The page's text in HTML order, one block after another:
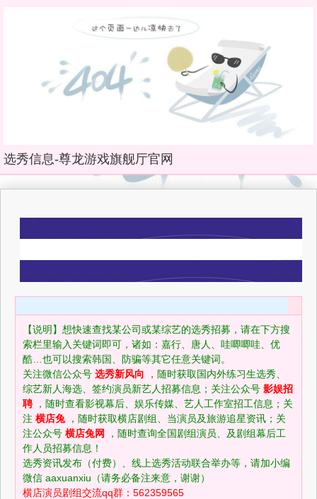
选秀信息-尊龙游戏旗舰厅官网
【说明】想快速查找某公司或某综艺的选秀招募，请在下方搜
索栏里输入关键词即可，诸如：嘉行、唐人、哇唧唧哇、优
酷…也可以搜索韩国、防骗等其它任意关键词。
关注微信公众号 选秀新风向 ，随时获取国内外练习生选秀、
综艺新人海选、签约演员新艺人招募信息；关注公众号 影娱招
聘 ，随时查看影视幕后、娱乐传媒、艺人工作室招工信息；关
注 横店兔，随时获取横店剧组、当演员及旅游追星资讯；关
注公众号 横店兔网
，随时查询全国剧组演员、及剧组幕后工
作人员招募信息！
选秀资讯发布（付费）、线上选秀活动联合举办等，请加小编
微信 aaxuanxiu（请务必备注来意，谢谢）
横店演员剧组交流qq群：562359565